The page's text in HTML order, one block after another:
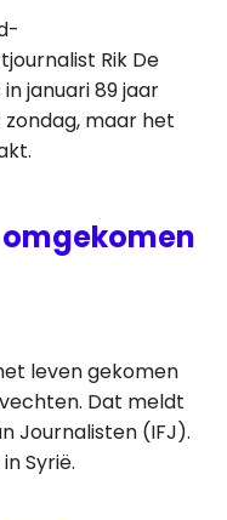
Rik De
januari 89 jaar
maar het
omgekomen
leven gekomen
Dat meldt
Journalisten (IFJ).
Syrië.